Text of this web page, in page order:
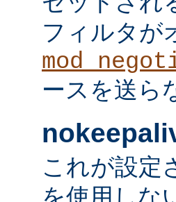
フィルタが
ースを送ら
これが設定
を使用しな